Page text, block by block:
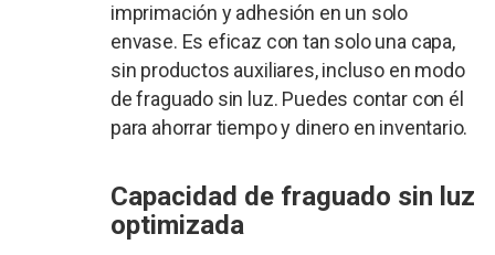
imprimación y adhesión en un solo
envase. Es eficaz con tan solo una capa,
sin productos auxiliares, incluso en modo
de fraguado sin luz. Puedes contar con él
para ahorrar tiempo y dinero en inventario.
Capacidad de fraguado sin luz
optimizada